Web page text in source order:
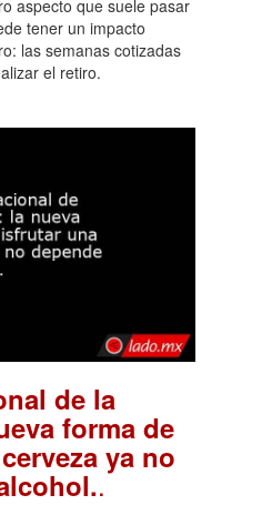
aspecto que suele pasar
tener un impacto
las semanas cotizadas
el retiro.
de la
forma de
ya no
.